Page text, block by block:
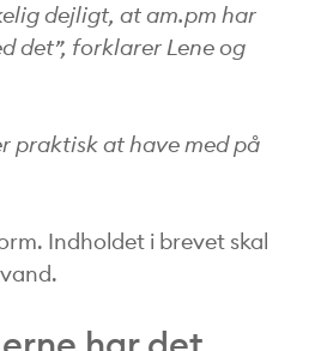
dejligt, at am.pm har
det”, forklarer Lene og
praktisk at have med på
Indholdet i brevet skal